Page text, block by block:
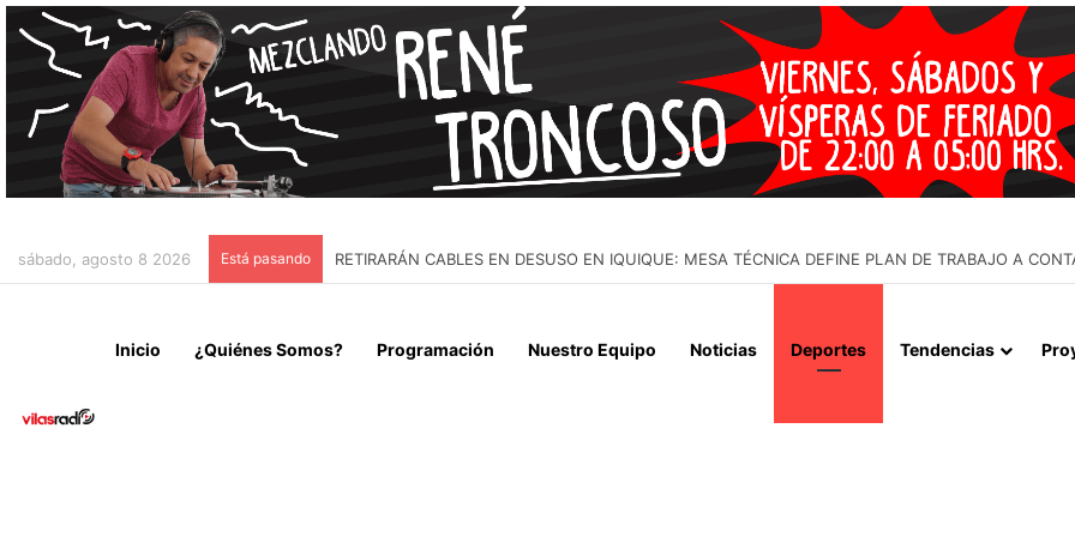
sábado, agosto 8 2026 Está pasando “NO VENIMOS A CELEBRAR LA MUERTE, SINO LA VIDA”: LA EMOTIVA ROMERÍA AL CEMENTERIO
Inicio ¿Quiénes Somos? Programación Nuestro Equipo Noticias Deportes Tendencias